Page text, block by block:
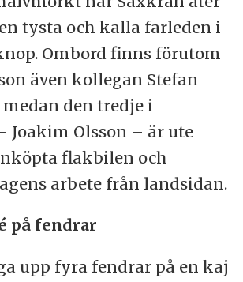
tysta och kalla farleden i
Ombord finns förutom
även kollegan Stefan
den tredje i
Joakim Olsson – är ute
flakbilen och
arbete från landsidan.
på fendrar
upp fyra fendrar på en kaj